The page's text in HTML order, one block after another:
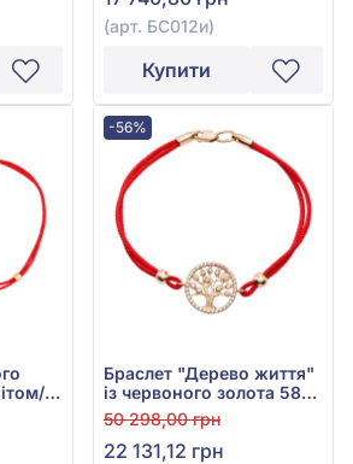
(арт. БС012и)
Купити
-56%
Браслет "Дерево життя"
із червоного золота 585°
з фіанітом/куб.цирконієм
червоним текстилем,
арт. БС322и
50 298,00 грн
22 131,12 грн